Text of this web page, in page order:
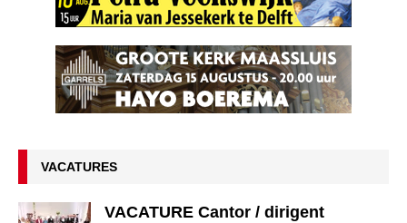
VACATURES
VACATURE Cantor / dirigent